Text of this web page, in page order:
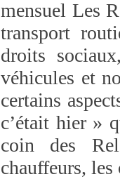
mensuel Les
transport
droits
véhicules et
certains
c’était hier »
coin des
chauffeurs, les